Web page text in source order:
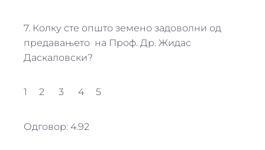
7. Колку сте општо земено задоволни од
предавањето на Проф. Др. Жидас
Даскаловски?
1 2 3 4 5
Одговор: 4.92